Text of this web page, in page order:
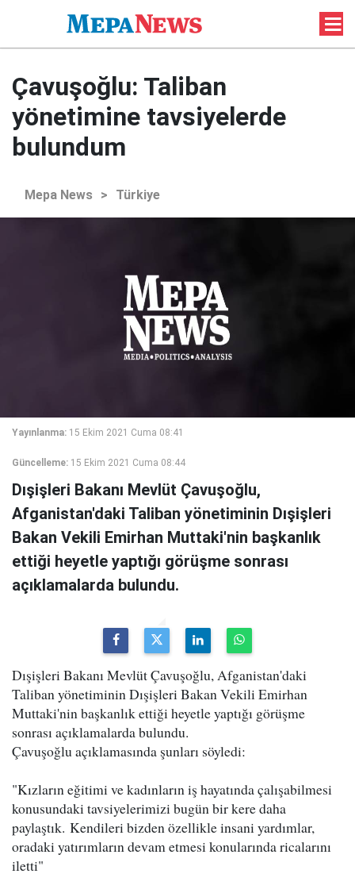
Çavuşoğlu: Taliban
yönetimine tavsiyelerde
bulundum
Mepa News > Türkiye
Yayınlanma: 15 Ekim 2021 Cuma 08:41
Güncelleme: 15 Ekim 2021 Cuma 08:44
Dışişleri Bakanı Mevlüt Çavuşoğlu,
Afganistan'daki Taliban yönetiminin Dışişleri
Bakan Vekili Emirhan Muttaki'nin başkanlık
ettiği heyetle yaptığı görüşme sonrası
açıklamalarda bulundu.
Dışişleri Bakanı Mevlüt Çavuşoğlu, Afganistan'daki
Taliban yönetiminin Dışişleri Bakan Vekili Emirhan
Muttaki'nin başkanlık ettiği heyetle yaptığı görüşme
sonrası açıklamalarda bulundu.
Çavuşoğlu açıklamasında şunları söyledi:
"Kızların eğitimi ve kadınların iş hayatında çalışabilmesi
konusundaki tavsiyelerimizi bugün bir kere daha
paylaştık. Kendileri bizden özellikle insani yardımlar,
oradaki yatırımların devam etmesi konularında ricalarını
iletti"